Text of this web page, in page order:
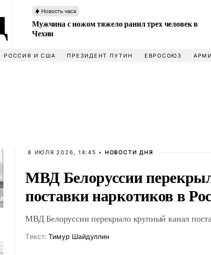
Новость часа
Мужчина с ножом тяжело ранил трех человек в
Чехии
РОССИЯ И США ПРЕЗИДЕНТ ПУТИН ЕВРОСОЮЗ
8 ИЮЛЯ 2026, 14:45 • НОВОСТИ ДНЯ
МВД Белоруссии
поставки наркотиков в
МВД Белоруссии перекрыло крупный канал
Tекст: Тимур Шайдуллин